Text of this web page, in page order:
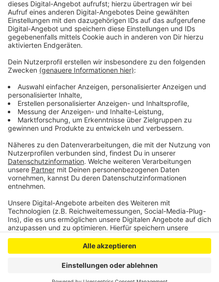
Anzeige
Gleichzeitig weist die Stadt Lohmar private
Grundstücks- und Waldbesitzer auf ihre
Verantwortung hin. Auch sie alle müssten ihre Flächen
bald überprüfen und Gefahren beseitigen, wenn sie
dafür zuständig sind. Blockierte Wege müssten
freigemacht und beschädigte Bäume gesichert
werden.
Anzeige